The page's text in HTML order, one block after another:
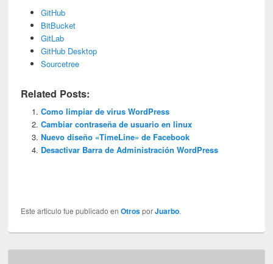
GitHub
BitBucket
GitLab
GitHub Desktop
Sourcetree
Related Posts:
Como limpiar de virus WordPress
Cambiar contraseña de usuario en linux
Nuevo diseño «TimeLine» de Facebook
Desactivar Barra de Administración WordPress
Este articulo fue publicado enOtrosporJuarbo.